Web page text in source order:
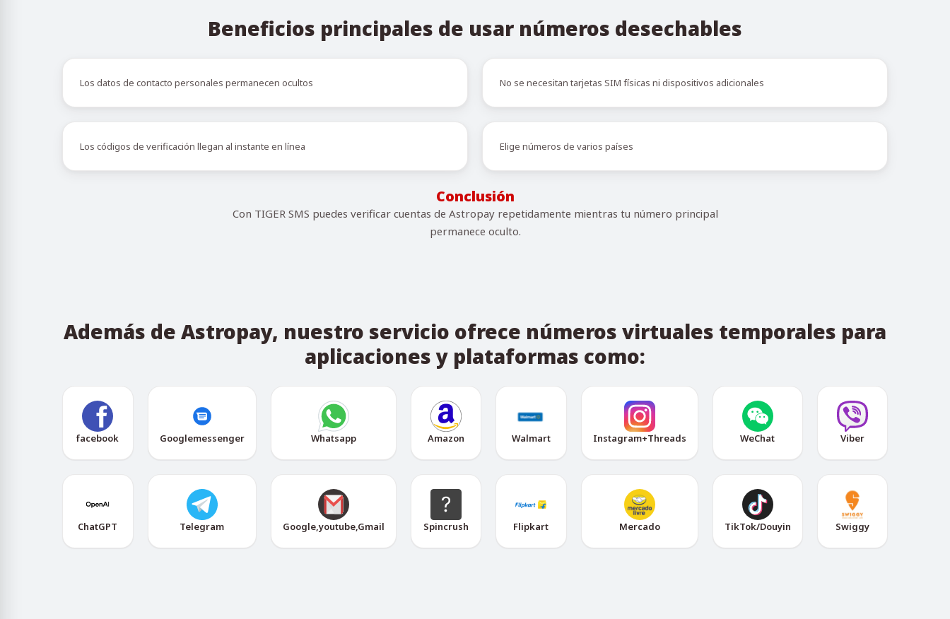
Beneficios principales de usar números desechables
Los datos de contacto personales permanecen ocultos No se necesitan tarjetas SIM físicas ni dispositivos adicionales
Los códigos de verificación llegan al instante en línea Elige números de varios países
Conclusión
Con TIGER SMS puedes verificar cuentas de Astropay repetidamente mientras tu número principal
permanece oculto.
Además de Astropay, nuestro servicio ofrece números virtuales temporales para
aplicaciones y plataformas como:
facebook Googlemessenger Whatsapp Amazon Walmart Instagram+Threads WeChat Viber
ChatGPT Telegram Google,youtube,Gmail Spincrush Flipkart Mercado TikTok/Douyin Swiggy